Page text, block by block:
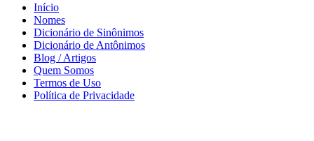
Início
Nomes
Dicionário de Sinônimos
Dicionário de Antônimos
Blog / Artigos
Quem Somos
Termos de Uso
Política de Privacidade